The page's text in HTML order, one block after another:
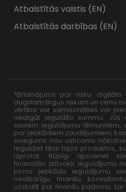
Atbalstītās valstis (EN)
Atbalstītās darbības (EN)
*Brīdinājums par risku:
augstam tirgus riskam un cenu
vērtība var samazināties vai
neatgūt ieguldīto summu.
saviem ieguldījumu lēmumiem,
par jebkādiem zaudējumiem,
sniegums nav uzticams
Ieguldiet tikai tajos produktos,
izprotat. Rūpīgi apsveriet
finansiālo stāvokli, ieguldījumu
pirms jebkādu ieguldījumu
neatkarīgu finanšu
uzskatīt par finanšu padomu.